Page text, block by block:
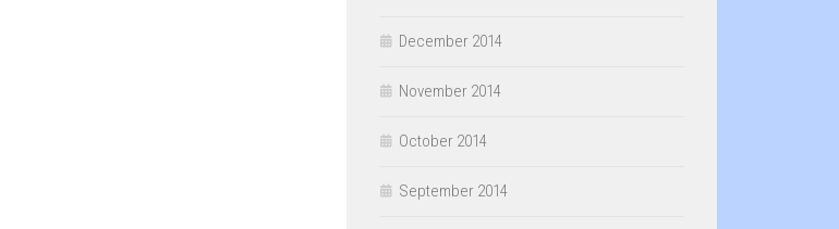
December 2014
November 2014
October 2014
September 2014